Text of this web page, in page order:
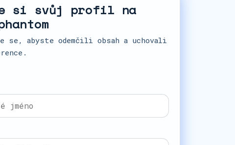
si svůj profil na
se, abyste odemčili obsah a uchovali